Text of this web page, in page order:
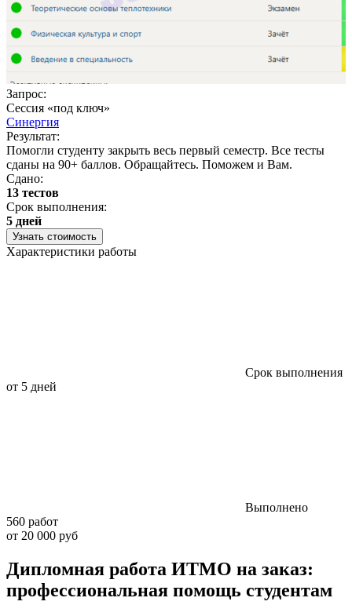
Запрос:
Сессия «под ключ»
Синергия
Результат:
Помогли студенту закрыть весь первый семестр. Все тесты
сданы на 90+ баллов. Обращайтесь. Поможем и Вам.
Сдано:
13 тестов
Срок выполнения:
5 дней
Узнать стоимость
Характеристики работы
Срок выполнения
от 5 дней
Выполнено
560 работ
от 20 000 руб
Дипломная работа ИТМО на заказ:
профессиональная помощь студентам